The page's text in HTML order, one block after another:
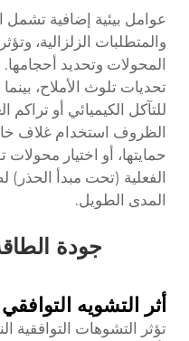
عوامل بيئية إضافية
والمتطلبات الزلزالية،
المحولات وتحديد
تحديات تلوث الأملاح،
للتآكل الكيميائي أو
الظروف استخدام غلاف
حمايتها، أو اختيار
الفعلية (تحت مبدأ الحذر)
المدى الطويل.
جودة
أثر التشويه
تؤثر التشوهات التوافقية